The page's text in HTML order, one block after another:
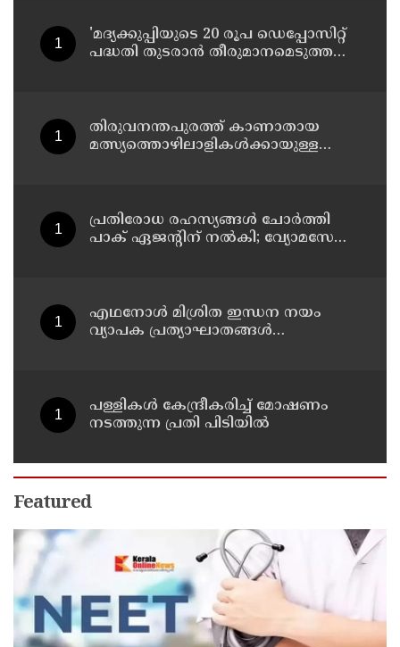
'മദ്യക്കുപ്പിയുടെ 20 രൂപ ഡെപ്പോസിറ്റ്
പദ്ധതി തുടരാന്‍ തീരുമാനമെടുത്ത
തിരുവനന്തപുരത്ത് കാണാതായ
മത്സ്യത്തൊഴിലാളികള്‍ക്കായുള്ള
പ്രതിരോധ രഹസ്യങ്ങള്‍ ചോര്‍ത്തി
പാക് ഏജന്റിന് നല്‍കി; വ്യോമസേനാ
എഥനോള്‍ മിശ്രിത ഇന്ധന നയം
വ്യാപക പ്രത്യാഘാതങ്ങള്‍
പള്ളികള്‍ കേന്ദ്രീകരിച്ച് മോഷണം
നടത്തുന്ന പ്രതി പിടിയില്‍
Featured